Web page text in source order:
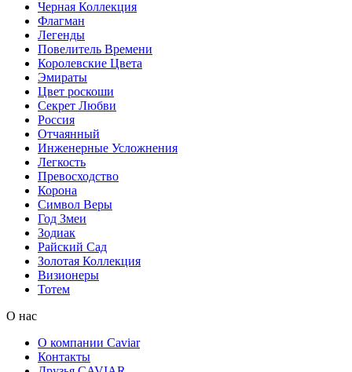
Черная Коллекция
Флагман
Легенды
Повелитель Времени
Королевские Цвета
Эмираты
Цвет роскоши
Секрет Любви
Россия
Отчаянный
Инженерные Усложнения
Легкость
Превосходство
Корона
Символ Веры
Год Змеи
Зодиак
Райский Сад
Золотая Коллекция
Визионеры
Тотем
О нас
О компании Caviar
Контакты